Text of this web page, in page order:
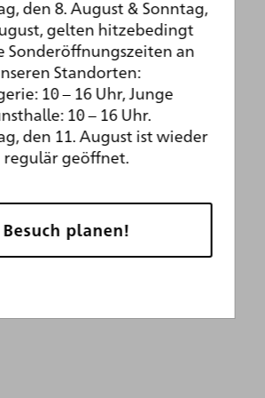
cm
cm T 10,5 cm
den 8. August & Sonntag,
gelten hitzebedingt
Sonderöffnungszeiten an
Standorten:
10 – 16 Uhr, Junge
10 – 16 Uhr.
den 11. August ist wieder
regulär geöffnet.
Besuch planen!